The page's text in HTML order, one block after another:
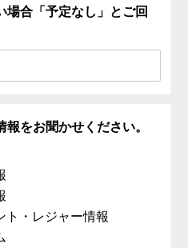
場合「予定なし」とご回
報をお聞かせください。
ト・レジャー情報